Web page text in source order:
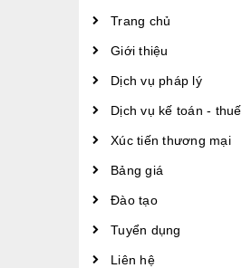
Trang chủ
Giới thiệu
Dịch vụ pháp lý
Dịch vụ kế toán - thuế
Xúc tiến thương mại
Bảng giá
Đào tạo
Tuyển dụng
Liên hệ